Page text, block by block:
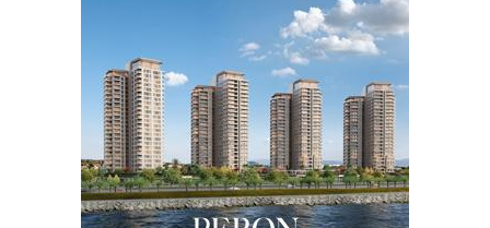
Esat BİNDESEN
Başkan Sekmen’den Erzurum’a
bir vizyon proje daha!
02 Ağustos 2026 Pazar
Kadir SABUNCUOĞLU